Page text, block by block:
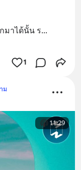
มาได้นั้น ร...
1
ม
11:29